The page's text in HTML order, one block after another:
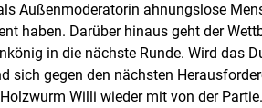
Außenmoderatorin ahnungslose
haben. Darüber hinaus geht der
in die nächste Runde. Wird das
sich gegen den nächsten
Willi wieder mit von der Partie.